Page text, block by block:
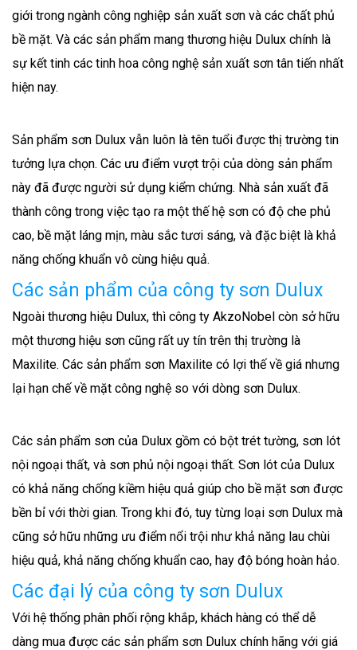
giới trong ngành công nghiệp sản xuất sơn và các chất phủ
bề mặt. Và các sản phẩm mang thương hiệu Dulux chính là
sự kết tinh các tinh hoa công nghệ sản xuất sơn tân tiến nhất
hiện nay.
Sản phẩm sơn Dulux vẫn luôn là tên tuổi được thị trường tin
tưởng lựa chọn. Các ưu điểm vượt trội của dòng sản phẩm
này đã được người sử dụng kiểm chứng. Nhà sản xuất đã
thành công trong việc tạo ra một thế hệ sơn có độ che phủ
cao, bề mặt láng mịn, màu sắc tươi sáng, và đặc biệt là khả
năng chống khuẩn vô cùng hiệu quả.
Các sản phẩm của công ty sơn Dulux
Ngoài thương hiệu Dulux, thì công ty AkzoNobel còn sở hữu
một thương hiệu sơn cũng rất uy tín trên thị trường là
Maxilite. Các sản phẩm sơn Maxilite có lợi thế về giá nhưng
lại hạn chế về mặt công nghệ so với dòng sơn Dulux.
Các sản phẩm sơn của Dulux gồm có bột trét tường, sơn lót
nội ngoại thất, và sơn phủ nội ngoại thất. Sơn lót của Dulux
có khả năng chống kiềm hiệu quả giúp cho bề mặt sơn được
bền bỉ với thời gian. Trong khi đó, tuy từng loại sơn Dulux mà
cũng sở hữu những ưu điểm nổi trội như khả năng lau chùi
hiệu quả, khả năng chống khuẩn cao, hay độ bóng hoàn hảo.
Các đại lý của công ty sơn Dulux
Với hệ thống phân phối rộng khắp, khách hàng có thể dễ
dàng mua được các sản phẩm sơn Dulux chính hãng với giá